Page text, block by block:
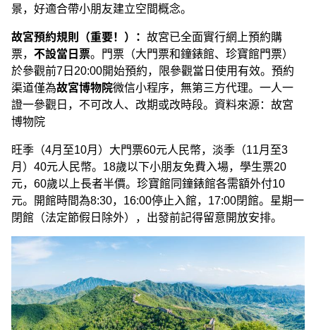
景，好適合帶小朋友建立空間概念。
故宮預約規則（重要！）： 故宮已全面實行網上預約購
票， 不設當日票。門票（大門票和鐘錶館、珍寶館門票）
於參觀前7日20:00開始預約，限參觀當日使用有效。預約
渠道僅為故宮博物院微信小程序，無第三方代理。一人一
證一參觀日，不可改人、改期或改時段。資料來源：故宮
博物院
旺季（4月至10月）大門票60元人民幣，淡季（11月至3
月）40元人民幣。18歲以下小朋友免費入場，學生票20
元，60歲以上長者半價。珍寶館同鐘錶館各需額外付10
元。開館時間為8:30，16:00停止入館，17:00閉館。星期一
閉館（法定節假日除外），出發前記得留意開放安排。